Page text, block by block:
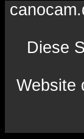
Diese
Website